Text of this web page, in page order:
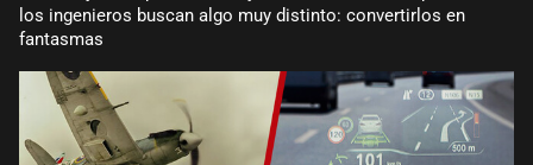
los ingenieros buscan algo muy distinto: convertirlos en
fantasmas